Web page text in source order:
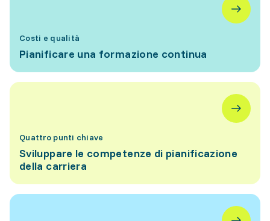
Costi e qualità
Pianificare una formazione continua
Quattro punti chiave
Sviluppare le competenze di pianificazione
della carriera